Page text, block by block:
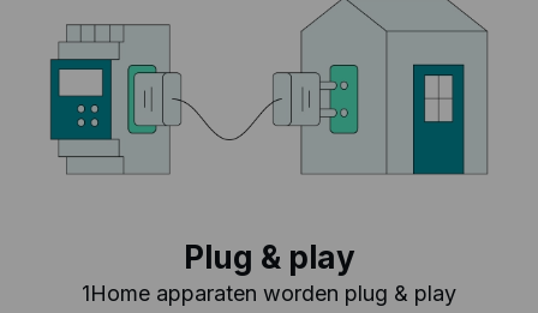
Plug & play
1Home apparaten worden plug & play